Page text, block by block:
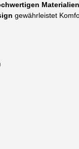
Materialien
gewährleistet